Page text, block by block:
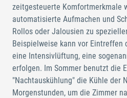
zeitgesteuerte Komfortmerkmale
automatisierte Aufmachen und
Rollos oder Jalousien zu
Beispielweise kann vor Eintreffen
eine Intensivlüftung, eine
erfolgen. Im Sommer benutzt die
"Nachtauskühlung" die Kühle der
Morgenstunden, um die Zimmer